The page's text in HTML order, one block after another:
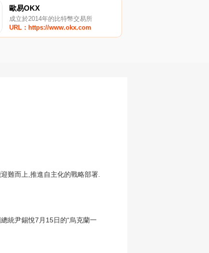
歐易OKX
成立於2014年的比特幣交易所
URL：https://www.okx.com
難而上,推進自主化的戰略部署.
統尹錫悅7月15日的“烏克蘭一